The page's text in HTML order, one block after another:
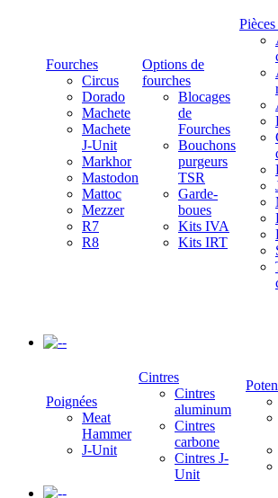
Fourches
Circus
Dorado
Machete
Machete
J-Unit
Markhor
Mastodon
Mattoc
Mezzer
R7
R8
Options de
fourches
Blocages
de
Fourches
Bouchons
purgeurs
TSR
Garde-
boues
Kits IVA
Kits IRT
-
Poignées
Meat
Hammer
J-Unit
Cintres
Cintres
aluminum
Cintres
carbone
Cintres J-
Unit
-